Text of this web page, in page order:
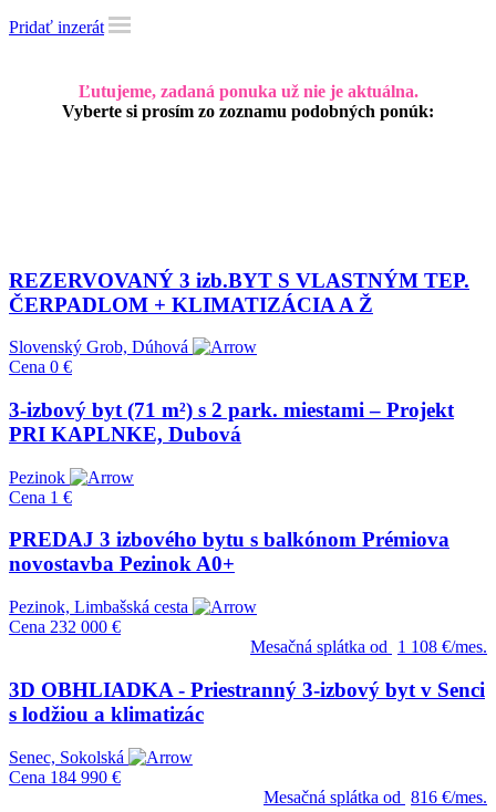
Pridať inzerát
Ľutujeme, zadaná ponuka už nie je aktuálna.
Vyberte si prosím zo zoznamu podobných ponúk:
REZERVOVANÝ 3 izb.BYT S VLASTNÝM TEP.
ČERPADLOM + KLIMATIZÁCIA A Ž
Slovenský Grob, Dúhová
Cena 0 €
3-izbový byt (71 m²) s 2 park. miestami – Projekt
PRI KAPLNKE, Dubová
Pezinok
Cena 1 €
PREDAJ 3 izbového bytu s balkónom Prémiova
novostavba Pezinok A0+
Pezinok, Limbašská cesta
Cena 232 000 €
Mesačná splátka od
1 108 €/mes.
3D OBHLIADKA - Priestranný 3-izbový byt v Senci
s lodžiou a klimatizác
Senec, Sokolská
Cena 184 990 €
Mesačná splátka od 816 €/mes.